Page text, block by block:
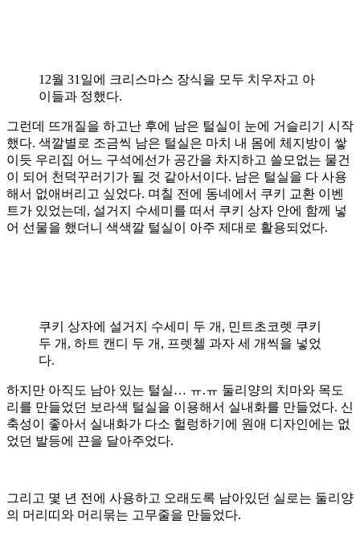
12월 31일에 크리스마스 장식을 모두 치우자고 아
이들과 정했다.
그런데 뜨개질을 하고난 후에 남은 털실이 눈에 거슬리기 시작
했다. 색깔별로 조금씩 남은 털실은 마치 내 몸에 체지방이 쌓
이듯 우리집 어느 구석에선가 공간을 차지하고 쓸모없는 물건
이 되어 천덕꾸러기가 될 것 같아서이다. 남은 털실을 다 사용
해서 없애버리고 싶었다. 며칠 전에 동네에서 쿠키 교환 이벤
트가 있었는데, 설거지 수세미를 떠서 쿠키 상자 안에 함께 넣
어 선물을 했더니 색색깔 털실이 아주 제대로 활용되었다.
쿠키 상자에 설거지 수세미 두 개, 민트초코렛 쿠키
두 개, 하트 캔디 두 개, 프렛첼 과자 세 개씩을 넣었
다.
하지만 아직도 남아 있는 털실… ㅠ.ㅠ 둘리양의 치마와 목도
리를 만들었던 보라색 털실을 이용해서 실내화를 만들었다. 신
축성이 좋아서 실내화가 다소 헐렁하기에 원애 디자인에는 없
었던 발등에 끈을 달아주었다.
그리고 몇 년 전에 사용하고 오래도록 남아있던 실로는 둘리양
의 머리띠와 머리묶는 고무줄을 만들었다.